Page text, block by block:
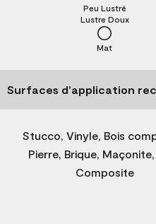
Mat
Lustre Doux
Peu Lustré
Surfaces d’application
Stucco, Vinyle, Bois
Pierre, Brique, Maçonite,
Composite